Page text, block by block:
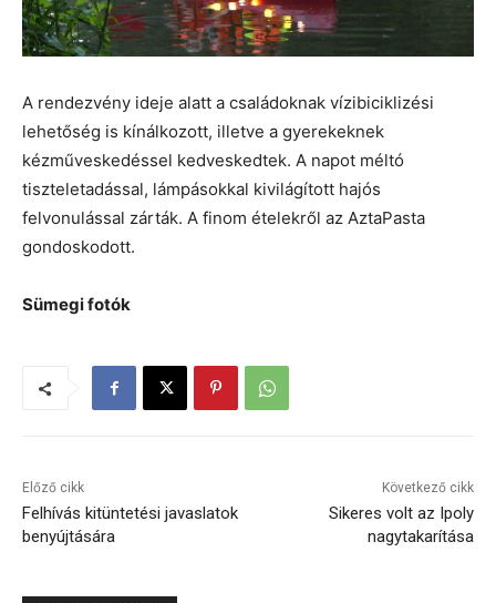
A rendezvény ideje alatt a családoknak vízibiciklizési
lehetőség is kínálkozott, illetve a gyerekeknek
kézműveskedéssel kedveskedtek. A napot méltó
tiszteletadással, lámpásokkal kivilágított hajós
felvonulással zárták. A finom ételekről az AztaPasta
gondoskodott.
Sümegi fotók
Előző cikk
Felhívás kitüntetési javaslatok
benyújtására
Következő cikk
Sikeres volt az Ipoly
nagytakarítása